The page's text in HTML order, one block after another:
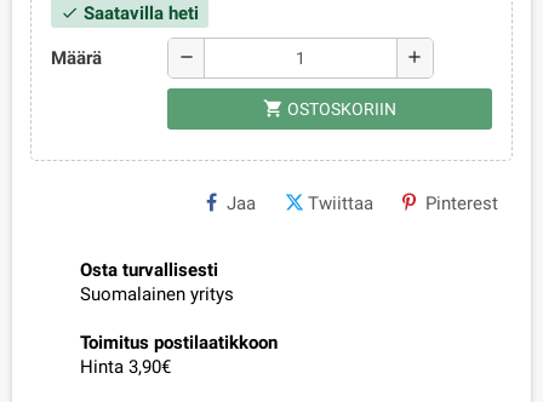
check Saatavilla heti
Määrä remove add
shopping_cart OSTOSKORIIN
Jaa Twiittaa Pinterest
Osta turvallisesti
Suomalainen yritys
Toimitus postilaatikkoon
Hinta 3,90€